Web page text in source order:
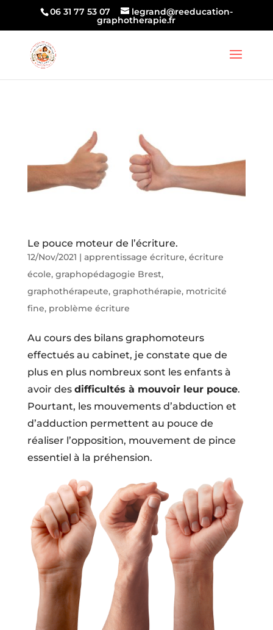
06 31 77 53 07 legrand@reeducation-
graphotherapie.fr
Le pouce moteur de l’écriture.
12/Nov/2021 | apprentissage écriture, écriture
école, graphopédagogie Brest,
graphothérapeute, graphothérapie, motricité
fine, problème écriture
Au cours des bilans graphomoteurs
effectués au cabinet, je constate que de
plus en plus nombreux sont les enfants à
avoir des difficultés à mouvoir leur pouce.
Pourtant, les mouvements d’abduction et
d’adduction permettent au pouce de
réaliser l’opposition, mouvement de pince
essentiel à la préhension.